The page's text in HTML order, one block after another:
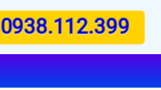
0938.112.399